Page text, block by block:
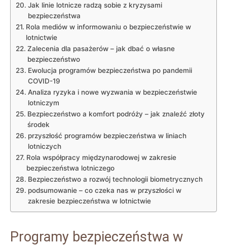
Jak linie lotnicze radzą⁣ sobie z kryzysami
‌bezpieczeństwa
Rola ​mediów⁣ w informowaniu o bezpieczeństwie w
lotnictwie
Zalecenia dla‍ pasażerów – jak dbać o własne
bezpieczeństwo
Ewolucja programów bezpieczeństwa po pandemii
COVID-19
Analiza ryzyka ⁣i nowe wyzwania w bezpieczeństwie
lotniczym
Bezpieczeństwo a komfort‌ podróży – ‍jak‌ znaleźć złoty
środek
przyszłość programów ⁣bezpieczeństwa‌ w liniach
lotniczych
Rola współpracy międzynarodowej w zakresie
bezpieczeństwa lotniczego
Bezpieczeństwo ⁣a⁢ rozwój‍ technologii biometrycznych
podsumowanie – co czeka nas w przyszłości w
zakresie bezpieczeństwa w lotnictwie
Programy⁣ bezpieczeństwa w